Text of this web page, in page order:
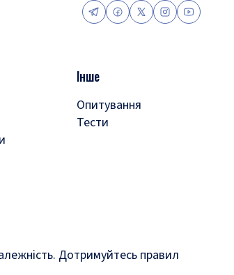
Інше
Опитування
Тести
Дотримуйтесь правил